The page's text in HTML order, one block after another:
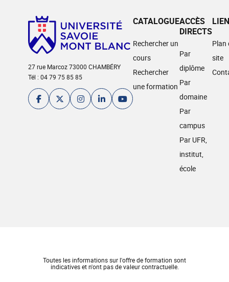
27 rue Marcoz 73000 CHAMBÉRY
Tél : 04 79 75 85 85
CATALOGUE
Rechercher un
cours
Rechercher
une formation
ACCÈS
DIRECTS
Par
diplôme
Par
domaine
Par
campus
Par UFR,
institut,
école
Plan
site
Toutes les informations sur l'offre de formation sont
indicatives et n'ont pas de valeur contractuelle.